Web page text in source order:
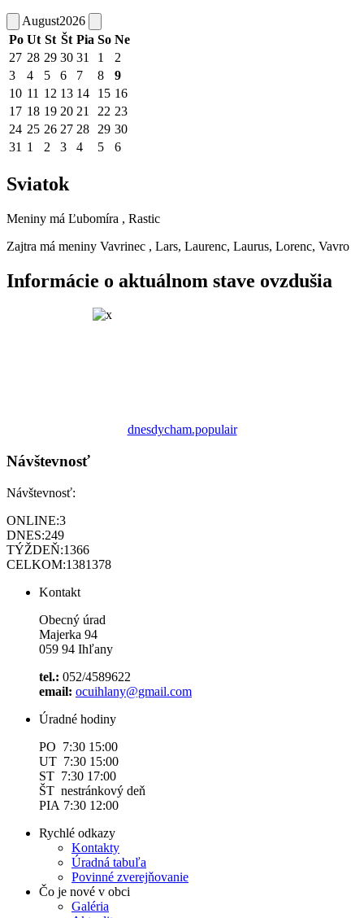
August2026
Po Ut St Št Pia So Ne
27 28 29 30 31 1
2
3
4 5 6 7 8
9
10 11 12 13 14 15 16
17 18 19 20 21 22 23
24 25 26 27 28 29 30
31 1 2 3 4 5 6
Sviatok
Meniny má Ľubomíra , Rastic
Zajtra má meniny Vavrinec , Lars, Laurenc, Laurus, Lorenc, Vavro
Informácie o aktuálnom stave ovzdušia
dnesdycham.populair
Návštevnosť
Návštevnosť:
ONLINE:3
DNES:249
TÝŽDEŇ:1366
CELKOM:1381378
Kontakt
Obecný úrad
Majerka 94
059 94 Ihľany
tel.: 052/4589622
email: ocuihlany@gmail.com
Úradné hodiny
PO 7:30 15:00
UT 7:30 15:00
ST 7:30 17:00
ŠT nestránkový deň
PIA 7:30 12:00
Rychlé odkazy
Kontakty
Úradná tabuľa
Povinné zverejňovanie
Čo je nové v obci
Galéria